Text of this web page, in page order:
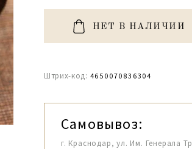
НЕТ В НАЛИЧИИ
Штрих-код: 4650070836304
Самовывоз:
г. Краснодар, ул. Им. Генерала